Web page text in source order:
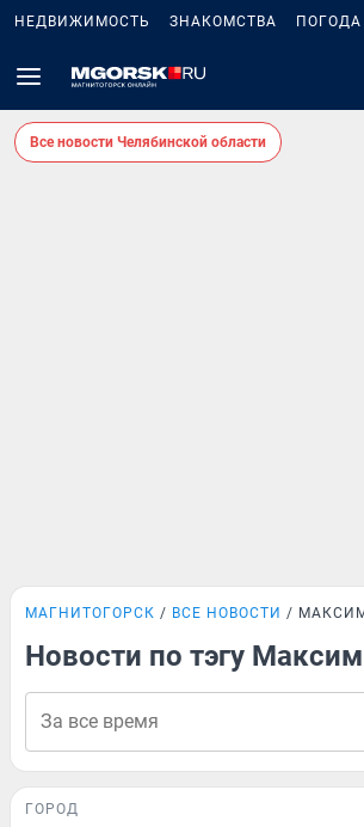
НЕДВИЖИМОСТЬ ЗНАКОМСТВА ПОГОДА
Все новости Челябинской области
МАГНИТОГОРСК ВСЕ НОВОСТИ
Новости по тэгу
ГОРОД